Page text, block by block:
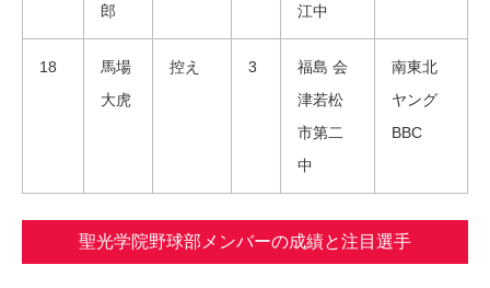
郎
江中
18
馬場
大虎
控え 3
福島 会
津若松
市第二
中
南東北
ヤング
BBC
聖光学院野球部メンバーの成績と注目選手